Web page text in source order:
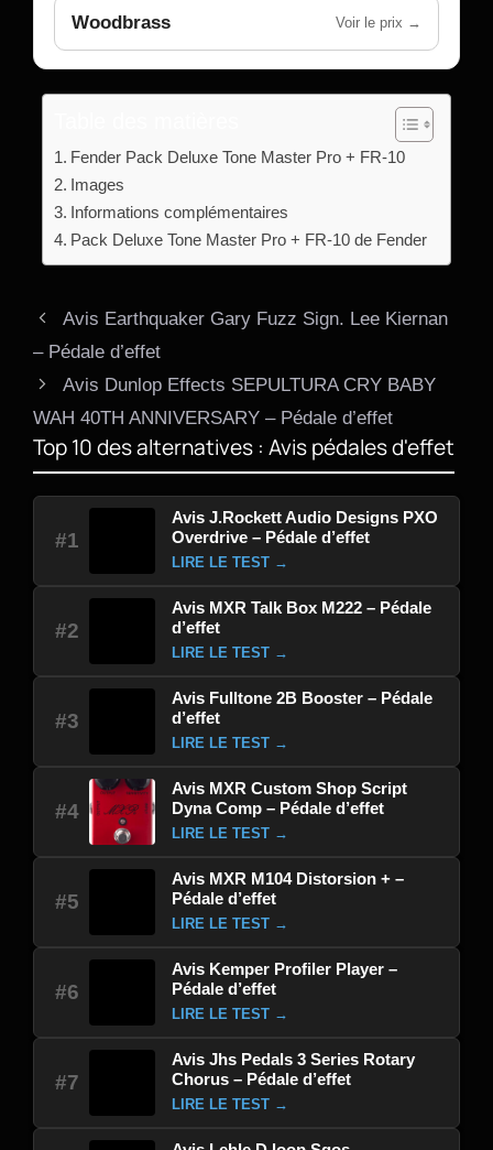
Woodbrass Voir le prix →
Fender Pack Deluxe Tone Master Pro + FR-10
Images
Informations complémentaires
Pack Deluxe Tone Master Pro + FR-10 de Fender
Avis Earthquaker Gary Fuzz Sign. Lee Kiernan
– Pédale d’effet
Avis Dunlop Effects SEPULTURA CRY BABY
WAH 40TH ANNIVERSARY – Pédale d’effet
Top 10 des alternatives : Avis pédales d'effet
#1
Avis J.Rockett Audio Designs PXO
Overdrive – Pédale d’effet
LIRE LE TEST →
#2
Avis MXR Talk Box M222 – Pédale
d’effet
LIRE LE TEST →
#3
Avis Fulltone 2B Booster – Pédale
d’effet
LIRE LE TEST →
#4
Avis MXR Custom Shop Script
Dyna Comp – Pédale d’effet
LIRE LE TEST →
#5
Avis MXR M104 Distorsion + –
Pédale d’effet
LIRE LE TEST →
#6
Avis Kemper Profiler Player –
Pédale d’effet
LIRE LE TEST →
#7
Avis Jhs Pedals 3 Series Rotary
Chorus – Pédale d’effet
LIRE LE TEST →